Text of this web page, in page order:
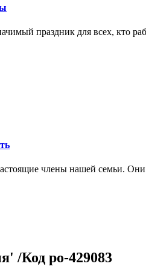
праздник для всех, кто
члены нашей семьи.
/Код po-429083